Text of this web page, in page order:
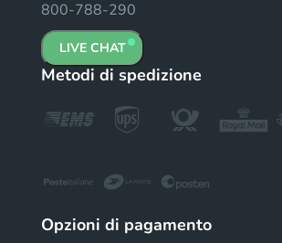
800-788-290
LIVE CHAT
Metodi di spedizione
Opzioni di pagamento